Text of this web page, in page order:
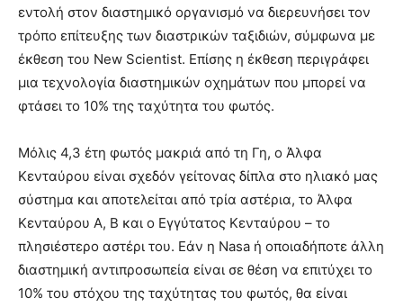
εντολή στον διαστημικό οργανισμό να διερευνήσει τον
τρόπο επίτευξης των διαστρικών ταξιδιών, σύμφωνα με
έκθεση του New Scientist. Επίσης η έκθεση περιγράφει
μια τεχνολογία διαστημικών οχημάτων που μπορεί να
φτάσει το 10% της ταχύτητα του φωτός.
Μόλις 4,3 έτη φωτός μακριά από τη Γη, ο Άλφα
Κενταύρου είναι σχεδόν γείτονας δίπλα στο ηλιακό μας
σύστημα και αποτελείται από τρία αστέρια, το Άλφα
Κενταύρου A, B και ο Εγγύτατος Κενταύρου – το
πλησιέστερο αστέρι του. Εάν η Nasa ή οποιαδήποτε άλλη
διαστημική αντιπροσωπεία είναι σε θέση να επιτύχει το
10% του στόχου της ταχύτητας του φωτός, θα είναι